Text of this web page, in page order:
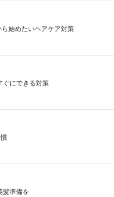
始めたいヘアケア対策
ぐにできる対策
髪準備を